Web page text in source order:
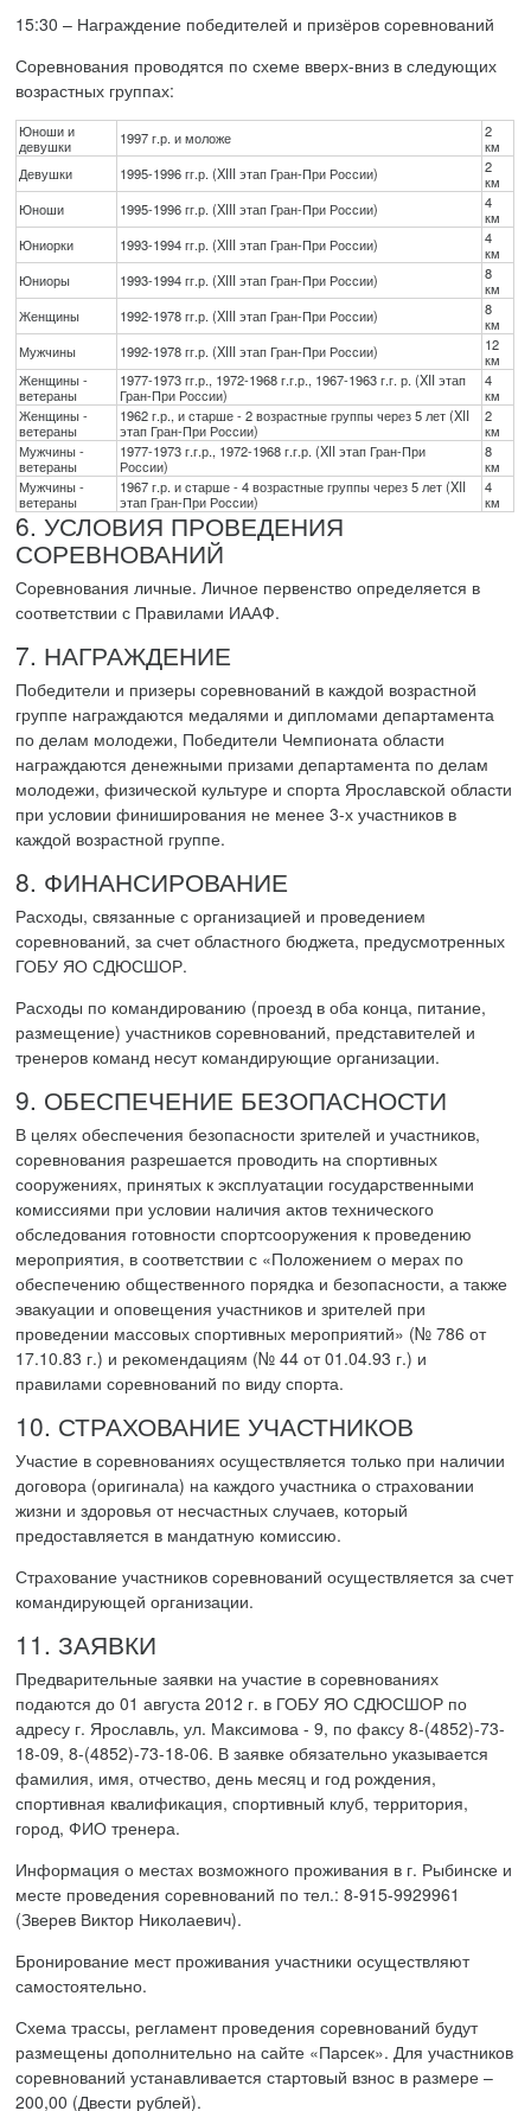
15:30 – Награждение победителей и призёров соревнований
Соревнования проводятся по схеме вверх-вниз в следующих
возрастных группах:
Юноши и
девушки
1997 г.р. и моложе
2
км
Девушки
1995-1996 гг.р. (XIII этап Гран-При России)
2
км
Юноши
1995-1996 гг.р. (XIII этап Гран-При России)
4
км
Юниорки
1993-1994 гг.р. (XIII этап Гран-При России)
4
км
Юниоры
1993-1994 гг.р. (XIII этап Гран-При России)
8
км
Женщины
1992-1978 гг.р. (XIII этап Гран-При России)
8
км
Мужчины
1992-1978 гг.р. (XIII этап Гран-При России)
12
км
Женщины -
ветераны
1977-1973 гг.р., 1972-1968 г.г.р., 1967-1963 г.г. р. (XII этап
Гран-При России)
4
км
Женщины -
ветераны
1962 г.р., и старше - 2 возрастные группы через 5 лет (XII
этап Гран-При России)
2
км
Мужчины -
ветераны
1977-1973 г.г.р., 1972-1968 г.г.р. (XII этап Гран-При
России)
8
км
Мужчины -
ветераны
1967 г.р. и старше - 4 возрастные группы через 5 лет (XII
этап Гран-При России)
4
км
6. УСЛОВИЯ ПРОВЕДЕНИЯ
СОРЕВНОВАНИЙ
Соревнования личные. Личное первенство определяется в
соответствии с Правилами ИААФ.
7. НАГРАЖДЕНИЕ
Победители и призеры соревнований в каждой возрастной
группе награждаются медалями и дипломами департамента
по делам молодежи, Победители Чемпионата области
награждаются денежными призами департамента по делам
молодежи, физической культуре и спорта Ярославской области
при условии финиширования не менее 3-х участников в
каждой возрастной группе.
8. ФИНАНСИРОВАНИЕ
Расходы, связанные с организацией и проведением
соревнований, за счет областного бюджета, предусмотренных
ГОБУ ЯО СДЮСШОР.
Расходы по командированию (проезд в оба конца, питание,
размещение) участников соревнований, представителей и
тренеров команд несут командирующие организации.
9. ОБЕСПЕЧЕНИЕ БЕЗОПАСНОСТИ
В целях обеспечения безопасности зрителей и участников,
соревнования разрешается проводить на спортивных
сооружениях, принятых к эксплуатации государственными
комиссиями при условии наличия актов технического
обследования готовности спортсооружения к проведению
мероприятия, в соответствии с «Положением о мерах по
обеспечению общественного порядка и безопасности, а также
эвакуации и оповещения участников и зрителей при
проведении массовых спортивных мероприятий» (№ 786 от
17.10.83 г.) и рекомендациям (№ 44 от 01.04.93 г.) и
правилами соревнований по виду спорта.
10. СТРАХОВАНИЕ УЧАСТНИКОВ
Участие в соревнованиях осуществляется только при наличии
договора (оригинала) на каждого участника о страховании
жизни и здоровья от несчастных случаев, который
предоставляется в мандатную комиссию.
Страхование участников соревнований осуществляется за счет
командирующей организации.
11. ЗАЯВКИ
Предварительные заявки на участие в соревнованиях
подаются до 01 августа 2012 г. в ГОБУ ЯО СДЮСШОР по
адресу г. Ярославль, ул. Максимова - 9, по факсу 8-(4852)-73-
18-09, 8-(4852)-73-18-06. В заявке обязательно указывается
фамилия, имя, отчество, день месяц и год рождения,
спортивная квалификация, спортивный клуб, территория,
город, ФИО тренера.
Информация о местах возможного проживания в г. Рыбинске и
месте проведения соревнований по тел.: 8-915-9929961
(Зверев Виктор Николаевич).
Бронирование мест проживания участники осуществляют
самостоятельно.
Схема трассы, регламент проведения соревнований будут
размещены дополнительно на сайте «Парсек». Для участников
соревнований устанавливается стартовый взнос в размере –
200,00 (Двести рублей).